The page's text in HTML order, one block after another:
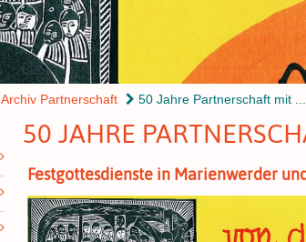
Archiv Partnerschaft 50 Jahre Partnerschaft mit ...
50 JAHRE
Festgottesdienste in Marienwerder